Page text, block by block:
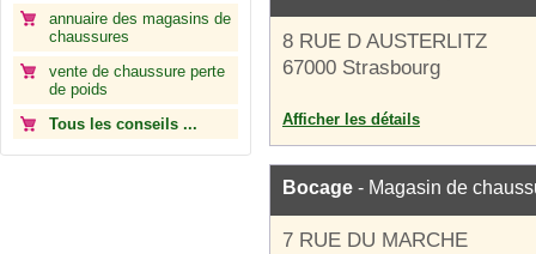
annuaire des magasins de
chaussures
vente de chaussure perte
de poids
Tous les conseils ...
8 RUE D AUSTERLITZ
67000 Strasbourg
Afficher les détails
Bocage - Magasin de
7 RUE DU MARCHE